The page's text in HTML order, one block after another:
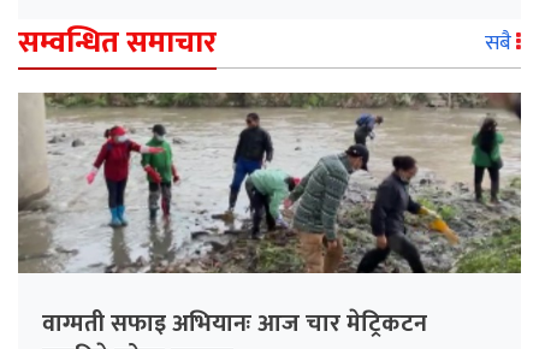
सम्वन्धित समाचार सबै
वाग्मती सफाइ अभियानः आज चार मेट्रिकटन